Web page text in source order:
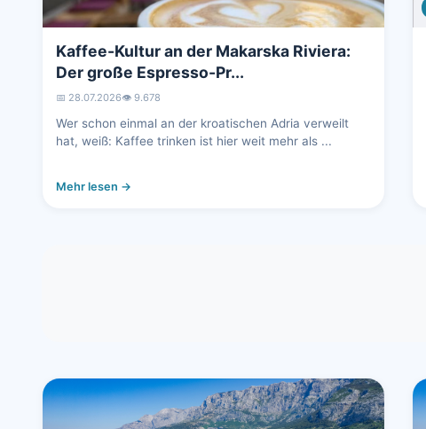
Kaffee-Kultur an der Makarska Riviera:
Der große Espresso-Pr...
📅 28.07.2026👁️ 9.678
Wer schon einmal an der kroatischen Adria verweilt
hat, weiß: Kaffee trinken ist hier weit mehr als ...
Mehr lesen →